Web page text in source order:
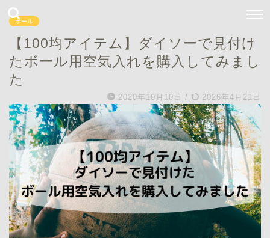
ボール
【100均アイテム】ダイソーで見付け
たボール用空気入れを購入してみまし
た
2020年10月10日 / 2026年4月21日